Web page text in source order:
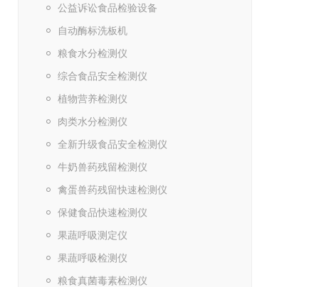
公益诉讼食品检验设备
自动酶标洗板机
粮食水分检测仪
综合食品安全检测仪
植物营养检测仪
肉类水分检测仪
全新升级食品安全检测仪
牛奶兽药残留检测仪
禽蛋兽药残留快速检测仪
保健食品快速检测仪
果蔬呼吸测定仪
果蔬呼吸检测仪
粮食真菌毒素检测仪